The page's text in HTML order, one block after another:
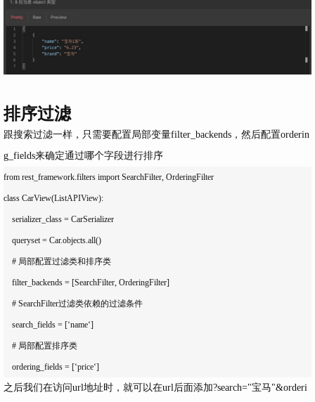
排序过滤
跟搜索过滤一样，只需要配置局部变量filter_backends ，然后配置orderin
g_fields来确定通过哪个字段进行排序
from rest_framework.filters import SearchFilter, OrderingFilter
class CarView(ListAPIView):
之后我们在访问url地址时，就可以在url 后面添加?search="宝马"&orderi